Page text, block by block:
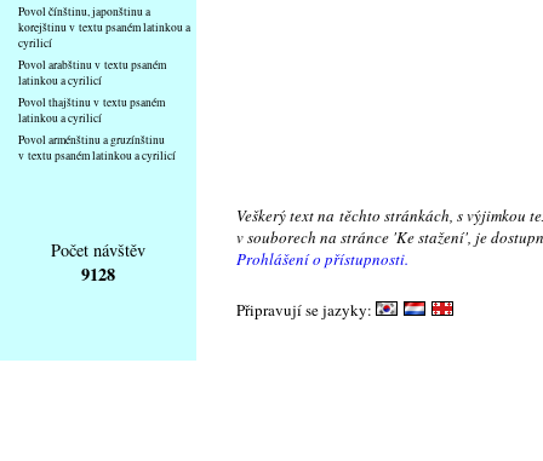
Povol čínštinu, japonštinu a
korejštinu v textu psaném latinkou a
cyrilicí
Povol arabštinu v textu psaném
latinkou a cyrilicí
Povol thajštinu v textu psaném
latinkou a cyrilicí
Povol arménštinu a gruzínštinu
v textu psaném latinkou a cyrilicí
Počet návštěv
9128
Veškerý text na těchto stránkách, s výjimkou
v souborech na stránce 'Ke stažení', je
Prohlášení o přístupnosti.
Připravují se jazyky: